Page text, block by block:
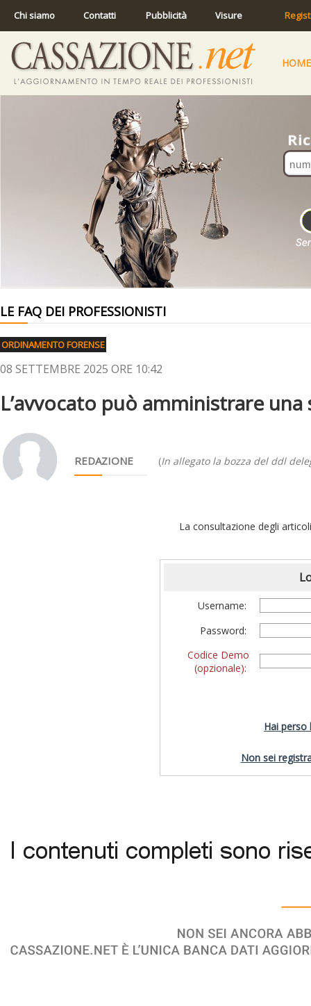
Chi siamo Contatti Pubblicità Visure
HOME
LE FAQ DEI PROFESSIONISTI
ORDINAMENTO FORENSE
08 SETTEMBRE 2025 ORE 10:42
L’avvocato può amministrare una
REDAZIONE (In allegato la bozza del ddl
La consultazione degli
Username:
Password:
Codice Demo
(opzionale):
Hai perso
Non sei